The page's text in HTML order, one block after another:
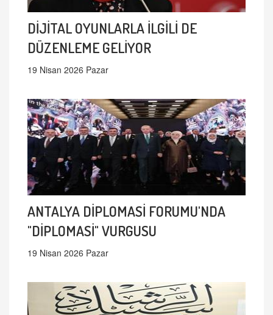
DİJİTAL OYUNLARLA İLGİLİ DE
DÜZENLEME GELİYOR
19 Nisan 2026 Pazar
ANTALYA DİPLOMASİ FORUMU'NDA
"DİPLOMASİ" VURGUSU
19 Nisan 2026 Pazar